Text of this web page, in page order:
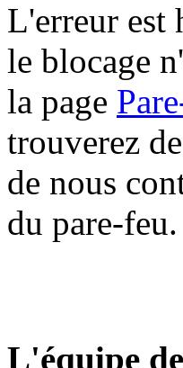
L'erreur est
le blocage
la page
trouverez
de nous
du pare-feu.
L'équipe